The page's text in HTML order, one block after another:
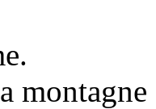
montagne